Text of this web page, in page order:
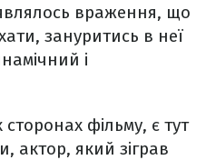
враження, що
зануритись в неї
і
фільму, є тут
актор, який зіграв